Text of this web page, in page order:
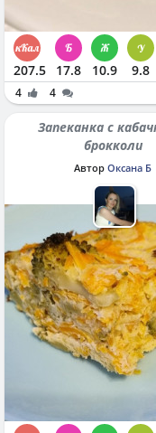
207.5 17.8 10.9 9.8
4 4
Запеканка с кабачком и
брокколи
Автор Оксана Б